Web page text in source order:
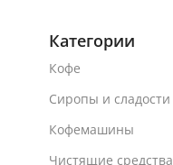
Категории
Кофе
Сиропы и сладости
Кофемашины
Чистящие средства